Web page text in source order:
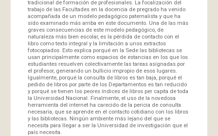
tradicional de formación de profesionales. La focalización del
trabajo de las Facultades en la docencia de pregrado ha venido
acompañada de un modelo pedagógico paternalista y que ha
sido examinado más arriba en este documento. Una de las más
graves consecuencias de este modelo pedagógico, de
naturaleza más bien escolar, es la pérdida de contacto con el
libro como texto integral y la limitación a unos extractos
fotocopiados. Esto explica porqué en la Sede las bibliotecas se
usan principalmente como espacios de estancias en los que los
estudiantes resuelven colectivamente las tareas asignadas por
el profesor, generando un bullicio impropio de esos lugares.
Igualmente, porqué la consulta de libros es tan baja, porqué el
pedido de libros por parte de los Departamentos es tan reducido
y porqué se tienen los peores índices de libros per capita de toda
la Universidad Nacional. Finalmente, el uso de la novedosa
herramienta del internet ha carecido de la pericia de consulta
necesaria, que se aprende en el contacto cotidiano con los libros
y las bibliotecas. Ningún ambiente más lejano del que se
necesita para llegar a ser la Universidad de investigación que el
país necesita.